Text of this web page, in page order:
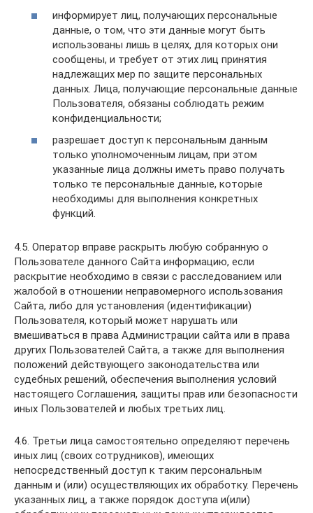
информирует лиц, получающих персональные
данные, о том, что эти данные могут быть
использованы лишь в целях, для которых они
сообщены, и требует от этих лиц принятия
надлежащих мер по защите персональных
данных. Лица, получающие персональные данные
Пользователя, обязаны соблюдать режим
конфиденциальности;
разрешает доступ к персональным данным
только уполномоченным лицам, при этом
указанные лица должны иметь право получать
только те персональные данные, которые
необходимы для выполнения конкретных
функций.
4.5. Оператор вправе раскрыть любую собранную о
Пользователе данного Сайта информацию, если
раскрытие необходимо в связи с расследованием или
жалобой в отношении неправомерного использования
Сайта, либо для установления (идентификации)
Пользователя, который может нарушать или
вмешиваться в права Администрации сайта или в права
других Пользователей Сайта, а также для выполнения
положений действующего законодательства или
судебных решений, обеспечения выполнения условий
настоящего Соглашения, защиты прав или безопасности
иных Пользователей и любых третьих лиц.
4.6. Третьи лица самостоятельно определяют перечень
иных лиц (своих сотрудников), имеющих
непосредственный доступ к таким персональным
данным и (или) осуществляющих их обработку. Перечень
указанных лиц, а также порядок доступа и(или)